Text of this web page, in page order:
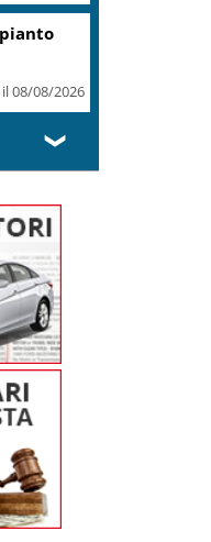
il 08/08/2026
❯